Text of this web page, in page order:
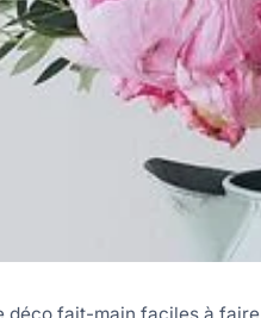
déco fait-main faciles à faire